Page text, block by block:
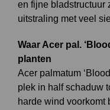
en fijne bladstructuur
uitstraling met veel
Waar Acer pal.
planten
Acer palmatum
plek in half schaduw
harde wind voorkomt